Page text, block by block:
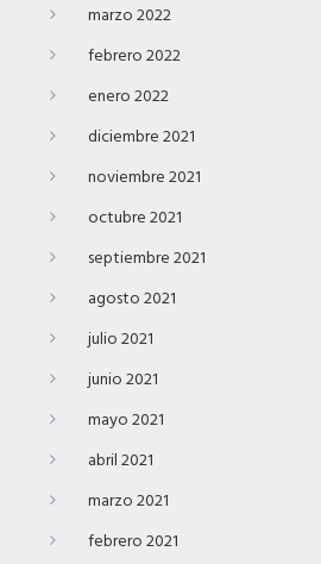
marzo 2022
febrero 2022
enero 2022
diciembre 2021
noviembre 2021
octubre 2021
septiembre 2021
agosto 2021
julio 2021
junio 2021
mayo 2021
abril 2021
marzo 2021
febrero 2021